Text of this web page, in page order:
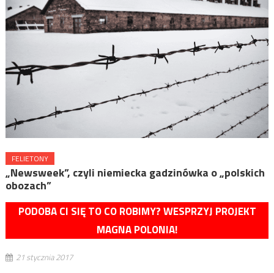
FELIETONY
„Newsweek”, czyli niemiecka gadzinówka o „polskich
obozach”
PODOBA CI SIĘ TO CO ROBIMY? WESPRZYJ PROJEKT
MAGNA POLONIA!
21 stycznia 2017